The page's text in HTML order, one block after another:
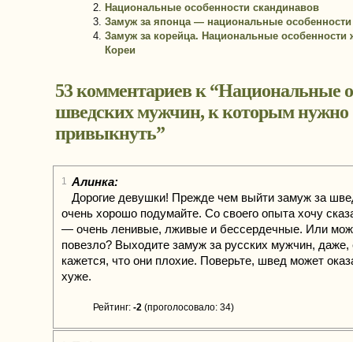
Национальные особенности скандинавов
Замуж за японца — национальные особенности
Замуж за корейца. Национальные особенности
Кореи
53 комментариев к “Национальные
шведских мужчин, к которым нужно
привыкнуть”
1 Алинка:
Дорогие девушки! Прежде чем выйти замуж за
очень хорошо подумайте. Со своего опыта хочу
— очень ленивые, лживые и бессердечные. Или
повезло? Выходите замуж за русских мужчин, даже,
кажется, что они плохие. Поверьте, швед может
хуже.
Рейтинг: -2 (проголосовало: 34)